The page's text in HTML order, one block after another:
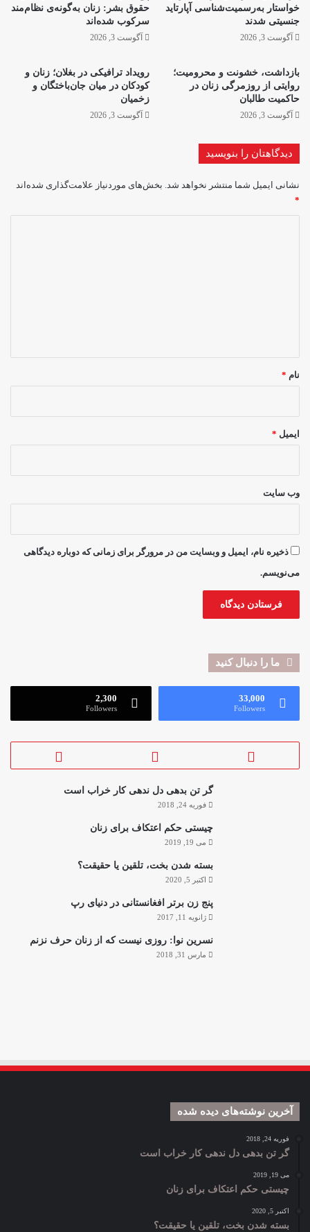
خواستار به‌رسمیت‌شناسی آپارتاید
جنسیتی شدند
آگوست 3, 2026
حقوق بشر: زنان به‌گونه‌ی نظام‌مند
سرکوب شده‌اند
آگوست 3, 2026
بازداشت، خشونت و محرومیت؛
روایتی از روزمرگی زنان در
حاکمیت طالبان
آگوست 3, 2026
رویداد ترافیکی در بغلان؛ زنان و
کودکان در میان جان‌باختگان و
زخمیان
آگوست 3, 2026
دیدگاهتان را بنویسید
نشانی ایمیل شما منتشر نخواهد شد. بخش‌های موردنیاز علامت‌گذاری شده‌اند
*
نام *
ایمیل *
وب‌ سایت
ذخیره نام، ایمیل و وبسایت من در مرورگر برای زمانی که دوباره دیدگاهی
می‌نویسم.
ما را دنبال کنید
33,000
Followers
2,300
Followers
گر تن بدهی دل ندهی کار خراب است
فوریه 24, 2018
چیستی حکم اعتکاف برای زنان
می 19, 2019
بسته شدن بخت، تلقین یا حقیقت؟
اکتبر 5, 2020
پنج زن برتر افغانستانی در دنیای رپ
ژانویه 11, 2017
نسرین نوا: روزی نیست که از زنان حرف نزنم
مارس 31, 2018
آخرین نوشته‌های دیده شده
فوریه 24, 2018
گر تن بدهی دل ندهی کار خراب است
می 19, 2019
چیستی حکم اعتکاف برای زنان
اکتبر 5, 2020
بسته شدن بخت، تلقین یا حقیقت؟